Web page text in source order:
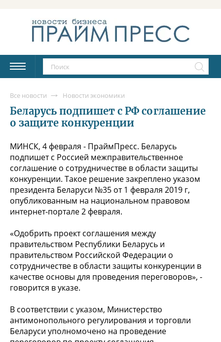
Все новости Новости экономики
Беларусь подпишет с РФ соглашение
о защите конкуренции
МИНСК, 4 февраля - ПраймПресс. Беларусь
подпишет с Россией межправительственное
соглашение о сотрудничестве в области защиты
конкуренции. Такое решение закреплено указом
президента Беларуси №35 от 1 февраля 2019 г,
опубликованным на национальном правовом
интернет-портале 2 февраля.
«Одобрить проект соглашения между
правительством Республики Беларусь и
правительством Российской Федерации о
сотрудничестве в области защиты конкуренции в
качестве основы для проведения переговоров», -
говорится в указе.
В соответствии с указом, Министерство
антимонопольного регулирования и торговли
Беларуси уполномочено на проведение